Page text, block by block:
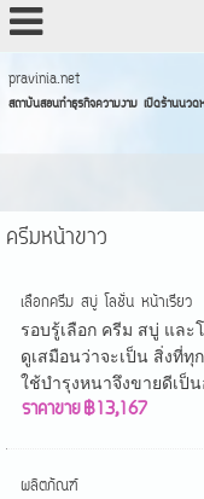
pravinia.net
สถาบันสอนทำธุรกิจความงาม เปิดร้านนว
ครีมหน้าขาว
เลือกครีม สบู่ โลชั่น หน้าเรียว
รอบรู้เลือก ครีม สบู่ แล
ดูเสมือนว่าจะเป็น สิ่งที่
ใช้บำรุงหนาจึงขายดีเป็
ราคาขาย฿13,167
ผลิตภัณฑ์